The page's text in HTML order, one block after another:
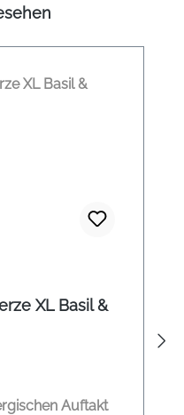
XL Basil &
Auftakt